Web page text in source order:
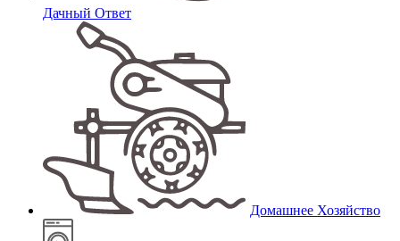
Дачный Ответ
Домашнее Хозяйство